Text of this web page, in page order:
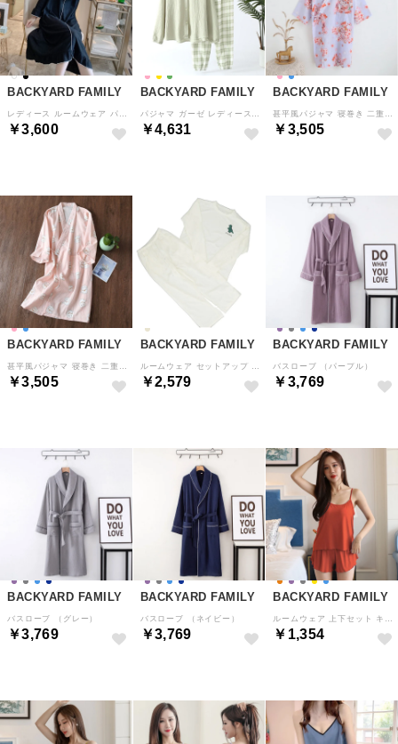
BACKYARD FAMILY
￥3,600
BACKYARD FAMILY
￥4,631
BACKYARD FAMILY
￥3,505
BACKYARD FAMILY
￥3,505
BACKYARD FAMILY
￥2,579
BACKYARD FAMILY
バスローブ （パープル）
￥3,769
BACKYARD FAMILY
バスローブ （グレー）
￥3,769
BACKYARD FAMILY
バスローブ （ネイビー）
￥3,769
BACKYARD FAMILY
￥1,354